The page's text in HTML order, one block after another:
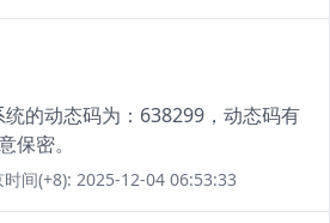
统的动态码为：638299，动态码有
保密。
间(+8): 2025-12-04 06:53:33